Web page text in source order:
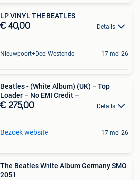
LP VINYL THE BEATLES
€ 40,00 Details
Nieuwpoort+Deel Westende 17 mei 26
Beatles - (White Album) (UK) – Top
Loader – No EMI Credit –
€ 275,00 Details
Bezoek website 17 mei 26
The Beatles White Album Germany SMO
2051